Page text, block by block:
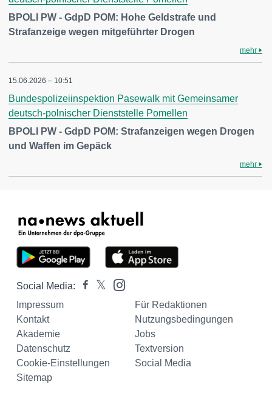
BPOLI PW - GdpD POM: Hohe Geldstrafe und
Strafanzeige wegen mitgeführter Drogen
mehr
15.06.2026 – 10:51
Bundespolizeiinspektion Pasewalk mit Gemeinsamer
deutsch-polnischer Dienststelle Pomellen
BPOLI PW - GdpD POM: Strafanzeigen wegen Drogen
und Waffen im Gepäck
mehr
Social Media:
Impressum
Für Redaktionen
Kontakt
Nutzungsbedingungen
Akademie
Jobs
Datenschutz
Textversion
Cookie-Einstellungen
Social Media
Sitemap